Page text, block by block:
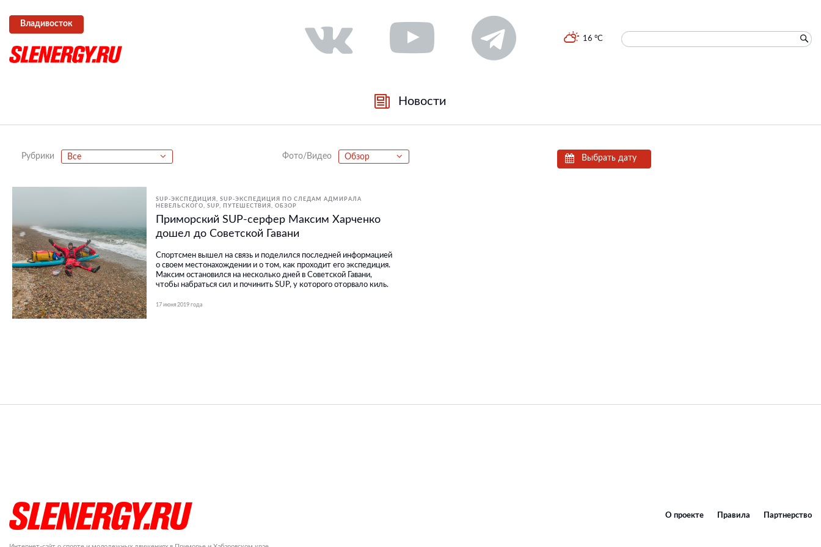
Владивосток
16 °C
Новости
Рубрики Все Фото/Видео Обзор Выбрать дату
SUP-ЭКСПЕДИЦИЯ
SUP-ЭКСПЕДИЦИЯ ПО СЛЕДАМ АДМИРАЛА
НЕВЕЛЬСКОГО
SUP ПУТЕШЕСТВИЯ ОБЗОР
Приморский SUP-серфер Максим Харченко
дошел до Советской Гавани
Спортсмен вышел на связь и поделился последней информацией
о своем местонахождении и о том, как проходит его экспедиция.
Максим остановился на несколько дней в Советской Гавани,
чтобы набраться сил и починить SUP, у которого оторвало киль.
17 июня 2019 года
О проекте Правила Партнерство